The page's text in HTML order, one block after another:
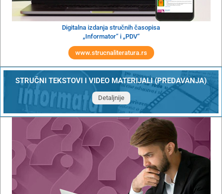
Digitalna izdanja stručnih časopisa
„Informator“ i „PDV“
www.strucnaliteratura.rs
STRUČNI TEKSTOVI I VIDEO MATERIJALI (PREDAVANJA)
Detaljnije